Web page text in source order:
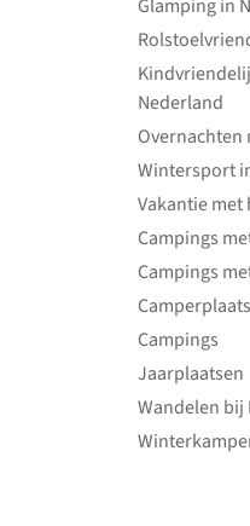
Glamping in
Nederland
Overnachten
Wintersport
Vakantie met
Campings
Campings
Campings
Jaarplaatsen
Wandelen bij